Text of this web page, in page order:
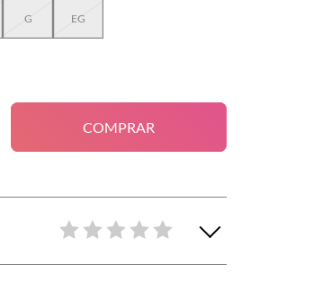
G EG
COMPRAR